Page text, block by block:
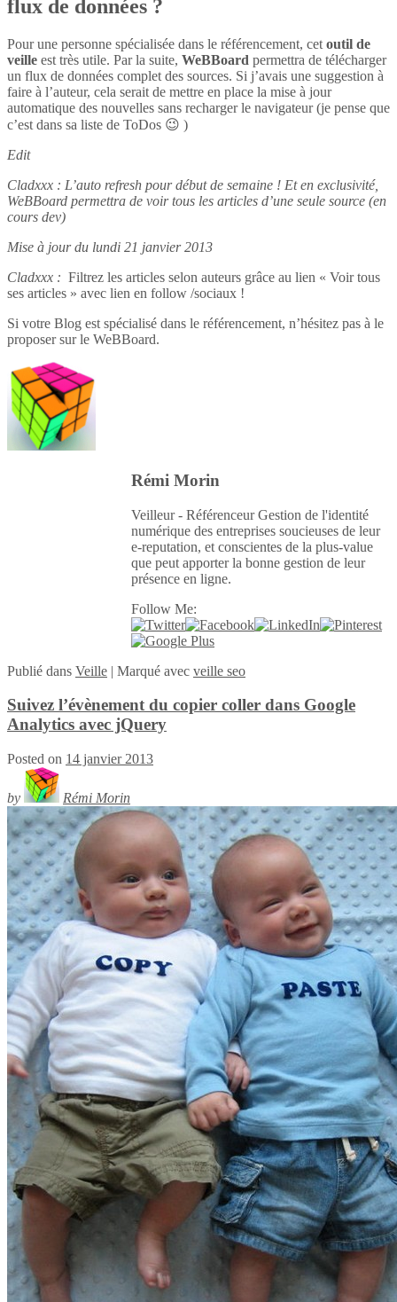
flux de données ?
Pour une personne spécialisée dans le référencement, cet outil de
veille est très utile. Par la suite, WeBBoard permettra de télécharger
un flux de données complet des sources. Si j’avais une suggestion à
faire à l’auteur, cela serait de mettre en place la mise à jour
automatique des nouvelles sans recharger le navigateur (je pense que
c’est dans sa liste de ToDos 😉 )
Edit
Cladxxx : L’auto refresh pour début de semaine ! Et en exclusivité,
WeBBoard permettra de voir tous les articles d’une seule source (en
cours dev)
Mise à jour du lundi 21 janvier 2013
Cladxxx : Filtrez les articles selon auteurs grâce au lien « Voir tous
ses articles » avec lien en follow /sociaux !
Si votre Blog est spécialisé dans le référencement, n’hésitez pas à le
proposer sur le WeBBoard.
Rémi Morin
Veilleur - Référenceur Gestion de l'identité
numérique des entreprises soucieuses de leur
e-reputation, et conscientes de la plus-value
que peut apporter la bonne gestion de leur
présence en ligne.
Follow Me:
Publié dans Veille | Marqué avec veille seo
Suivez l’évènement du copier coller dans Google
Analytics avec jQuery
Posted on 14 janvier 2013
by Rémi Morin